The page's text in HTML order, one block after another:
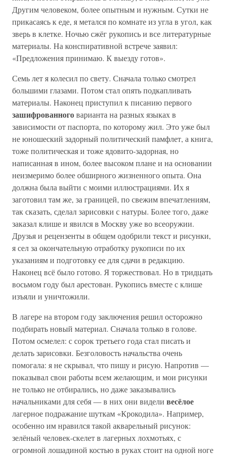
Другим человеком, более опытным и нужным. Сутки не
прикасаясь к еде, я метался по комнате из угла в угол, как
зверь в клетке. Ночью сжёг рукопись и все литературные
материалы. На конспиративной встрече заявил:
«Предложения принимаю. К выезду готов».
Семь лет я колесил по свету. Сначала только смотрел
большими глазами. Потом стал опять подкапливать
материалы. Наконец приступил к писанию первого
зашифрованноговарианта на разных языках в
зависимости от паспорта, по которому жил. Это уже был
не юношеский задорный политический памфлет, а книга,
тоже политическая и тоже ядовито-задорная, но
написанная в ином, более высоком плане и на основании
неизмеримо более обширного жизненного опыта. Она
должна была выйти с моими иллюстрациями. Их я
заготовил там же, за границей, по свежим впечатлениям,
так сказать, сделал зарисовки с натуры. Более того, даже
заказал клише и явился в Москву уже во всеоружии.
Друзья и рецензенты в общем одобрили текст и рисунки,
я сел за окончательную отработку рукописи по их
указаниям и подготовку ее для сдачи в редакцию.
Наконец всё было готово. Я торжествовал. Но в тридцать
восьмом году был арестован. Рукопись вместе с клише
изъяли и уничтожили.
В лагере на втором году заключения решил осторожно
подбирать новый материал. Сначала только в голове.
Потом осмелел: с сорок третьего года стал писать и
делать зарисовки. Безголовость начальства очень
помогала: я не скрывал, что пишу и рисую. Напротив —
показывал свои работы всем желающим, и мои рисунки
не только не отбирались, но даже заказывались
начальниками для себя — в них они видели весёлое
лагерное подражание шуткам «Крокодила». Например,
особенно им нравился такой акварельный рисунок:
зелёный человек-скелет в лагерных лохмотьях, с
огромной лошадиной костью в руках стоит на одной ноге